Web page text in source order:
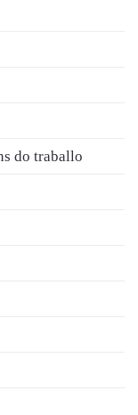
do traballo